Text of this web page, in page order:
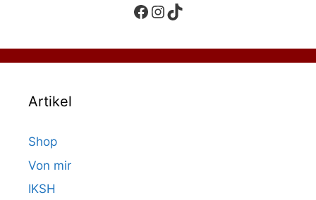
Facebook
Instagram
TikTok
Artikel
Shop
Von mir
IKSH